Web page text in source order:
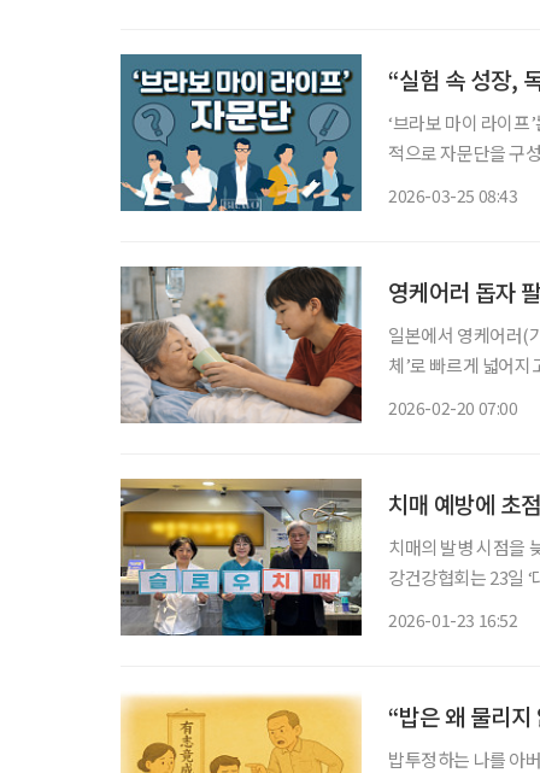
“실험 속 성장,
‘브라보 마이 라이
적으로 자문단을 구
2026-03-25 08:43
영케어러 돕자
일본에서 영케어러(
체’로 빠르게 넓어
2026-02-20 07:00
치매 예방에 초
치매의 발병 시점을
강건강협회는 23일
2026-01-23 16:52
“밥은 왜 물리지
밥투정하는 나를 아